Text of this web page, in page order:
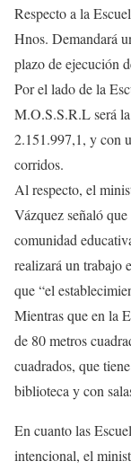
Respecto a la
Hnos. Demandará
plazo de ejecución
Por el lado de la
M.O.S.S.R.L será
2.151.997,1, y con
corridos.
Al respecto, el
Vázquez señaló
comunidad
realizará un trabajo
que “el
Mientras que en la
de 80 metros
cuadrados, que
biblioteca y con
En cuanto las
intencional, el